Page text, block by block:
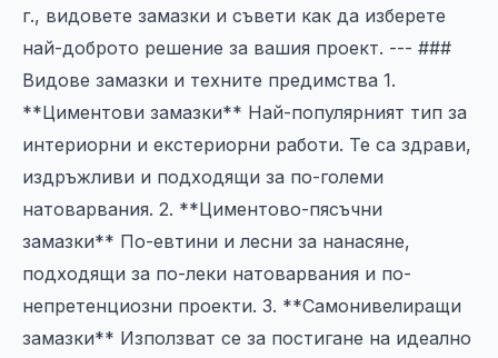
г., видовете замазки и съвети как да изберете
най-доброто решение за вашия проект. --- ###
Видове замазки и техните предимства 1.
**Циментови замазки** Най-популярният тип за
интериорни и екстериорни работи. Те са здрави,
издръжливи и подходящи за по-големи
натоварвания. 2. **Циментово-пясъчни
замазки** По-евтини и лесни за нанасяне,
подходящи за по-леки натоварвания и по-
непретенциозни проекти. 3. **Самонивелиращи
замазки** Използват се за постигане на идеално